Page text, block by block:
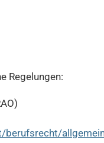
Regelungen: